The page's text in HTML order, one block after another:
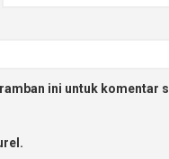
ini untuk komentar